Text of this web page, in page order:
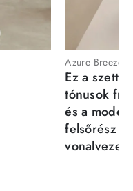
Azure Breeze
Ez a szett
tónusok
és a
felsőrész